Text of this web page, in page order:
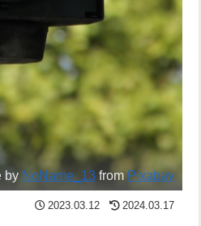
by NoName_13fromPixabay
2023.03.12 2024.03.17